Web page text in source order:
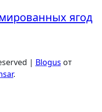
ягод
| Blogus от
.